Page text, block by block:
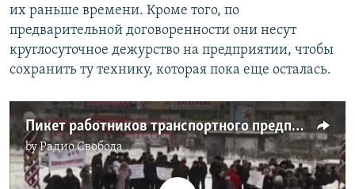
их раньше времени. Кроме того, по
предварительной договоренности они несут
круглосуточное дежурство на предприятии, чтобы
сохранить ту технику, которая пока еще осталась.
Пикет работников транспортного предприятия в Усть-Илимске
byРадио Свобода
No media source currently available